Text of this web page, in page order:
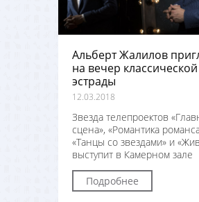
Альберт Жалилов
на вечер классической
эстрады
12.03.2018
Звезда телепроектов
сцена», «Романтика
«Танцы со звездами» и
выступит в Камерном зале
Подробнее